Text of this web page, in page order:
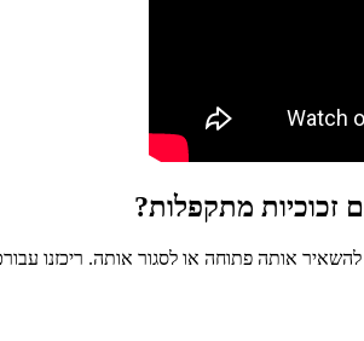
סיבות משכנעות מדוע כדאי לשקול סגירתו של החלל החיצוני שלכם עם מערכת זכוכית